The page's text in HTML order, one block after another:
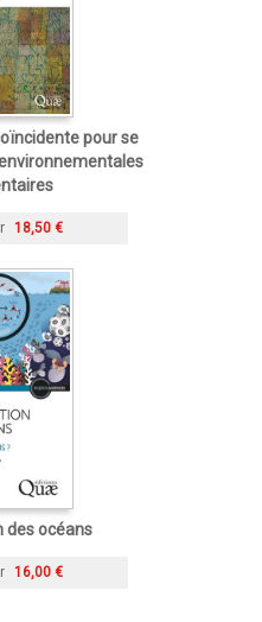
pour se
18,50 €
des océans
16,00 €